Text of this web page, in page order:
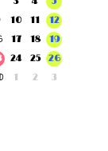
10 11
12
17 18
19
24 25
26
1 2 3